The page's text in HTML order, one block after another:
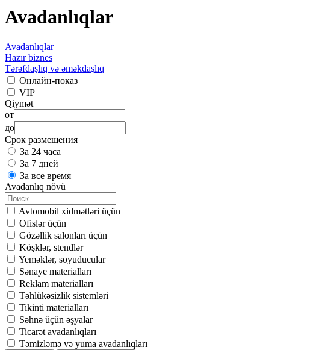
Avadanlıqlar
Avadanlıqlar
Hazır biznes
Tərəfdaşlıq və əməkdaşlıq
Онлайн-показ
VIP
Qiymət
от
до
Срок размещения
За 24 часа
За 7 дней
За все время
Avadanlıq növü
Avtomobil xidmətləri üçün
Ofislər üçün
Gözəllik salonları üçün
Köşklər, stendlər
Yeməklər, soyuducular
Sənaye materialları
Reklam materialları
Təhlükəsizlik sistemləri
Tikinti materialları
Səhnə üçün əşyalar
Ticarət avadanlıqları
Təmizləmə və yuma avadanlıqları